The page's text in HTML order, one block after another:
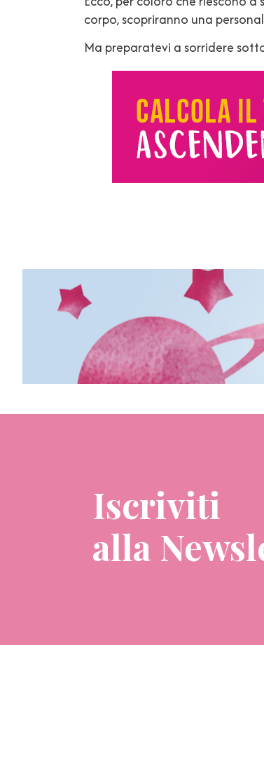
corpo, scopriranno una
Ma preparatevi a sorridere
Iscriviti
alla